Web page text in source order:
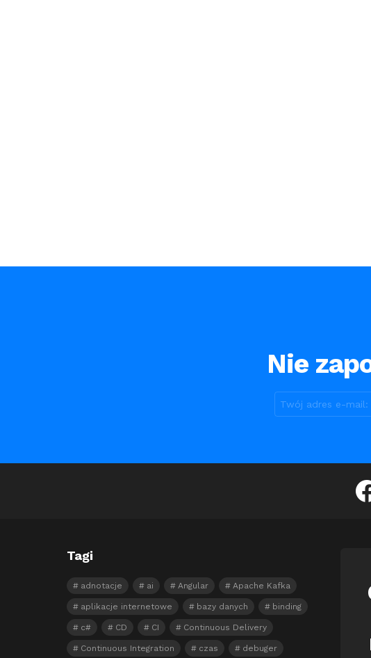
Nie
Tagi
adnotacje ai Angular Apache Kafka
aplikacje internetowe bazy danych binding
c# CD CI Continuous Delivery
Continuous Integration czas debuger